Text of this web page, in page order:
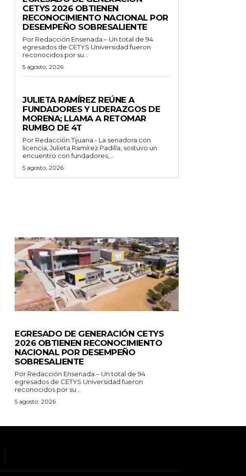
CETYS 2026 OBTIENEN
RECONOCIMIENTO NACIONAL POR
DESEMPEÑO SOBRESALIENTE
Por Redacción Ensenada.– Un total de 94
egresados de CETYS Universidad fueron
reconocidos por su...
5 agosto, 2026
JULIETA RAMÍREZ REÚNE A
FUNDADORES Y LIDERAZGOS DE
MORENA; LLAMA A RETOMAR
RUMBO DE 4T
Por Redacción Tijuana.- La senadora con
licencia, Julieta Ramírez Padilla, sostuvo un
encuentro con fundadores,...
5 agosto, 2026
EGRESADO DE GENERACIÓN CETYS
2026 OBTIENEN RECONOCIMIENTO
NACIONAL POR DESEMPEÑO
SOBRESALIENTE
Por Redacción Ensenada.– Un total de 94
egresados de CETYS Universidad fueron
reconocidos por su...
5 agosto, 2026